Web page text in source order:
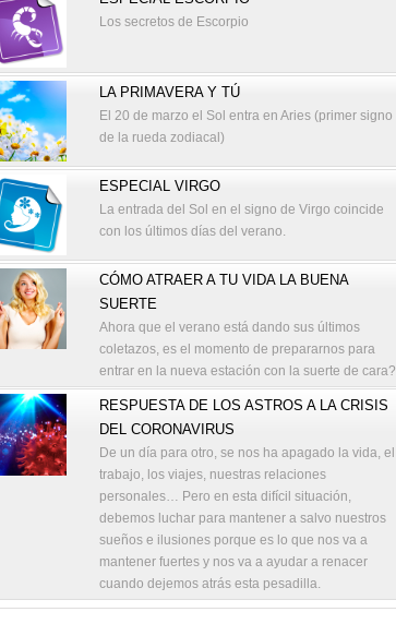
Los secretos de Escorpio
LA PRIMAVERA Y TÚ
El 20 de marzo el Sol entra en Aries (primer signo
de la rueda zodiacal)
ESPECIAL VIRGO
La entrada del Sol en el signo de Virgo coincide
con los últimos días del verano.
CÓMO ATRAER A TU VIDA LA BUENA
SUERTE
Ahora que el verano está dando sus últimos
coletazos, es el momento de prepararnos para
entrar en la nueva estación con la suerte de cara?
RESPUESTA DE LOS ASTROS A LA CRISIS
DEL CORONAVIRUS
De un día para otro, se nos ha apagado la vida, el
trabajo, los viajes, nuestras relaciones
personales… Pero en esta difícil situación,
debemos luchar para mantener a salvo nuestros
sueños e ilusiones porque es lo que nos va a
mantener fuertes y nos va a ayudar a renacer
cuando dejemos atrás esta pesadilla.